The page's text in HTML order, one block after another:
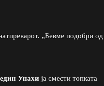
„Бевме подобри од
Унахи ја смести топката